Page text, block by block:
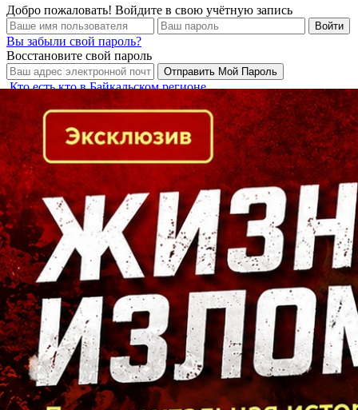
Добро пожаловать! Войдите в свою учётную запись
Вы забыли свой пароль?
Восстановите свой пароль
Кто есть кто в Байкальском регионе